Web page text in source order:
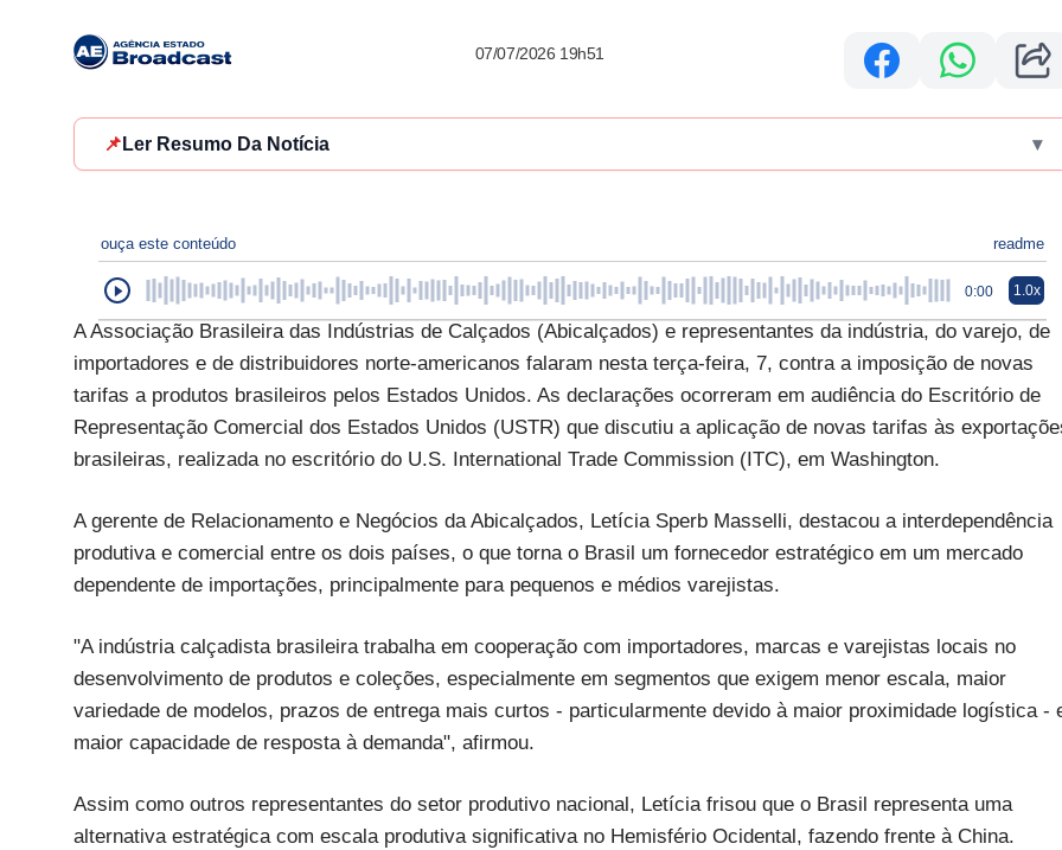
07/07/2026 19h51
📌 Ler Resumo Da Notícia ▾
ouça este conteúdo readme
0:00 1.0x
A Associação Brasileira das Indústrias de Calçados (Abicalçados) e representantes da indústria, do varejo, de
importadores e de distribuidores norte-americanos falaram nesta terça-feira, 7, contra a imposição de novas
tarifas a produtos brasileiros pelos Estados Unidos. As declarações ocorreram em audiência do Escritório de
Representação Comercial dos Estados Unidos (USTR) que discutiu a aplicação de novas tarifas às
brasileiras, realizada no escritório do U.S. International Trade Commission (ITC), em Washington.
A gerente de Relacionamento e Negócios da Abicalçados, Letícia Sperb Masselli, destacou a interdependência
produtiva e comercial entre os dois países, o que torna o Brasil um fornecedor estratégico em um mercado
dependente de importações, principalmente para pequenos e médios varejistas.
"A indústria calçadista brasileira trabalha em cooperação com importadores, marcas e varejistas locais no
desenvolvimento de produtos e coleções, especialmente em segmentos que exigem menor escala, maior
variedade de modelos, prazos de entrega mais curtos - particularmente devido à maior proximidade logística -
maior capacidade de resposta à demanda", afirmou.
Assim como outros representantes do setor produtivo nacional, Letícia frisou que o Brasil representa uma
alternativa estratégica com escala produtiva significativa no Hemisfério Ocidental, fazendo frente à China.